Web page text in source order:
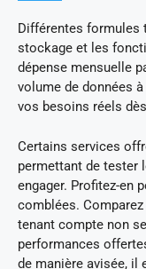
Différentes formules
stockage et les
dépense mensuelle
volume de données
vos besoins réels
Certains services
permettant de tester
engager. Profitez-en
comblées.
tenant compte non
performances
de manière avisée, il